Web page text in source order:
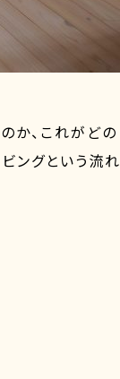
か、これがどの
ングという流れ